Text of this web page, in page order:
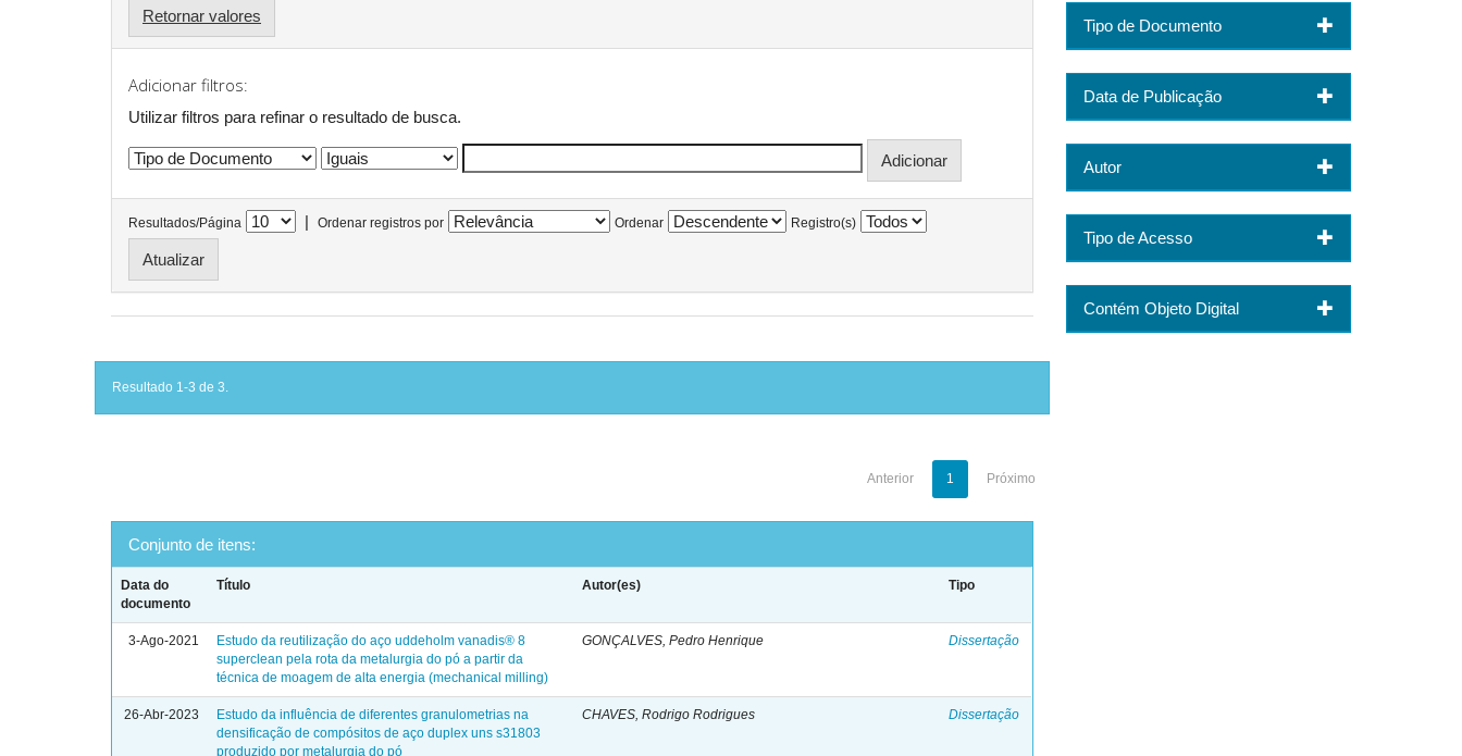
Retornar valores
Adicionar filtros:
Utilizar filtros para refinar o resultado de busca.
Resultados/Página | Ordenar registros por Ordenar Registro(s)
Resultado 1-3 de 3.
Anterior 1 Próximo
Conjunto de itens:
Data do
documento
Título Autor(es) Tipo
3-Ago-2021
Estudo da reutilização do aço uddeholm vanadis® 8
superclean pela rota da metalurgia do pó a partir da
técnica de moagem de alta energia (mechanical milling)
GONÇALVES, Pedro Henrique Dissertação
26-Abr-2023
Estudo da influência de diferentes granulometrias na
densificação de compósitos de aço duplex uns s31803
produzido por metalurgia do pó
CHAVES, Rodrigo Rodrigues Dissertação
Tipo de Documento
Data de Publicação
Autor
Tipo de Acesso
Contém Objeto Digital